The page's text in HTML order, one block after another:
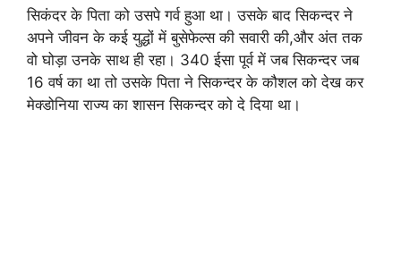
सिकंदर के पिता को उसपे गर्व हुआ था। उसके बाद सिकन्दर ने
अपने जीवन के कई युद्धों में बुसेफेल्स की सवारी की,और अंत तक
वो घोड़ा उनके साथ ही रहा। 340 ईसा पूर्व में जब सिकन्दर जब
16 वर्ष का था तो उसके पिता ने सिकन्दर के कौशल को देख कर
मेक्डोनिया राज्य का शासन सिकन्दर को दे दिया था।